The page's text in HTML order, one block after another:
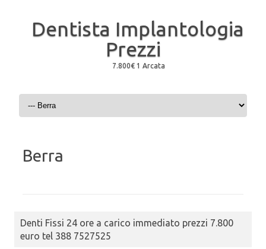
Dentista Implantologia
Prezzi
7.800€ 1 Arcata
Skip to content
Berra
Denti Fissi 24 ore a carico immediato prezzi 7.800
euro tel 388 7527525